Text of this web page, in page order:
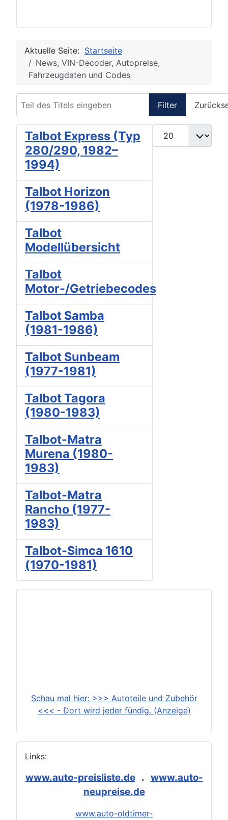
Aktuelle Seite: Startseite
News, VIN-Decoder, Autopreise,
Fahrzeugdaten und Codes
Filter
Anzeige #
Talbot Express (Typ
280/290, 1982–
1994)
Talbot Horizon
(1978-1986)
Talbot
Modellübersicht
Talbot
Motor-/Getriebecodes
Talbot Samba
(1981-1986)
Talbot Sunbeam
(1977-1981)
Talbot Tagora
(1980-1983)
Talbot-Matra
Murena (1980-
1983)
Talbot-Matra
Rancho (1977-
1983)
Talbot-Simca 1610
(1970-1981)
Schau mal hier: >>> Autoteile und Zubehör
<<< - Dort wird jeder fündig. (Anzeige)
Links:
www.auto-preisliste.de. www.auto-
neupreise.de
www.auto-oldtimer-